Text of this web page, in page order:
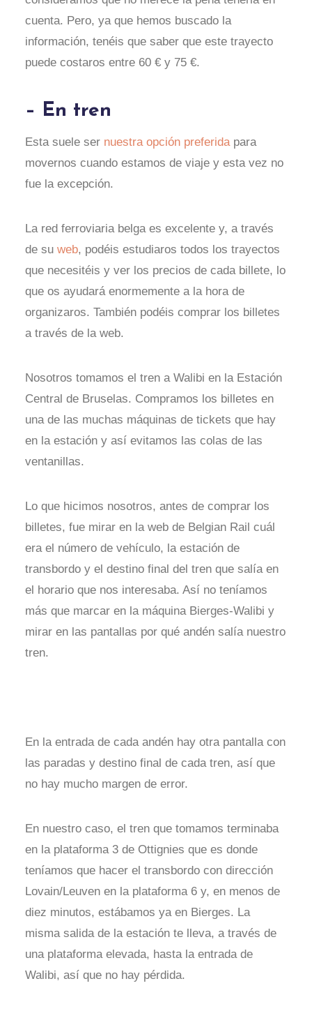
cuenta. Pero, ya que hemos buscado la
información, tenéis que saber que este trayecto
puede costaros entre 60 € y 75 €.
– En tren
Esta suele ser nuestra opción preferidapara
movernos cuando estamos de viaje y esta vez no
fue la excepción.
La red ferroviaria belga es excelente y, a través
de su web, podéis estudiaros todos los trayectos
que necesitéis y ver los precios de cada billete, lo
que os ayudará enormemente a la hora de
organizaros. También podéis comprar los billetes
a través de la web.
Nosotros tomamos el tren a Walibi en la Estación
Central de Bruselas. Compramos los billetes en
una de las muchas máquinas de tickets que hay
en la estación y así evitamos las colas de las
ventanillas.
Lo que hicimos nosotros, antes de comprar los
billetes, fue mirar en la web de Belgian Rail cuál
era el número de vehículo, la estación de
transbordo y el destino final del tren que salía en
el horario que nos interesaba. Así no teníamos
más que marcar en la máquina Bierges-Walibi y
mirar en las pantallas por qué andén salía nuestro
tren.
En la entrada de cada andén hay otra pantalla con
las paradas y destino final de cada tren, así que
no hay mucho margen de error.
En nuestro caso, el tren que tomamos terminaba
en la plataforma 3 de Ottignies que es donde
teníamos que hacer el transbordo con dirección
Lovain/Leuven en la plataforma 6 y, en menos de
diez minutos, estábamos ya en Bierges. La
misma salida de la estación te lleva, a través de
una plataforma elevada, hasta la entrada de
Walibi, así que no hay pérdida.